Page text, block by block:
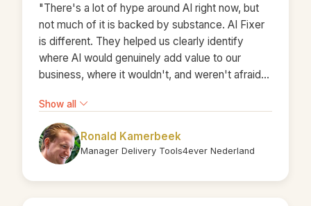
"There's a lot of hype around AI right now, but
not much of it is backed by substance. AI Fixer
is different. They helped us clearly identify
where AI would genuinely add value to our
business, where it wouldn't, and weren't afraid
sense. The prototype they delivered was great,
but the real value was the clarity they brought to
our decision-making."
Show all
Ronald Kamerbeek
Manager Delivery Tools4ever Nederland